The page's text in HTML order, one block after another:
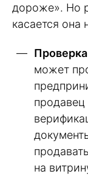
дороже». Но
касается она
может
на